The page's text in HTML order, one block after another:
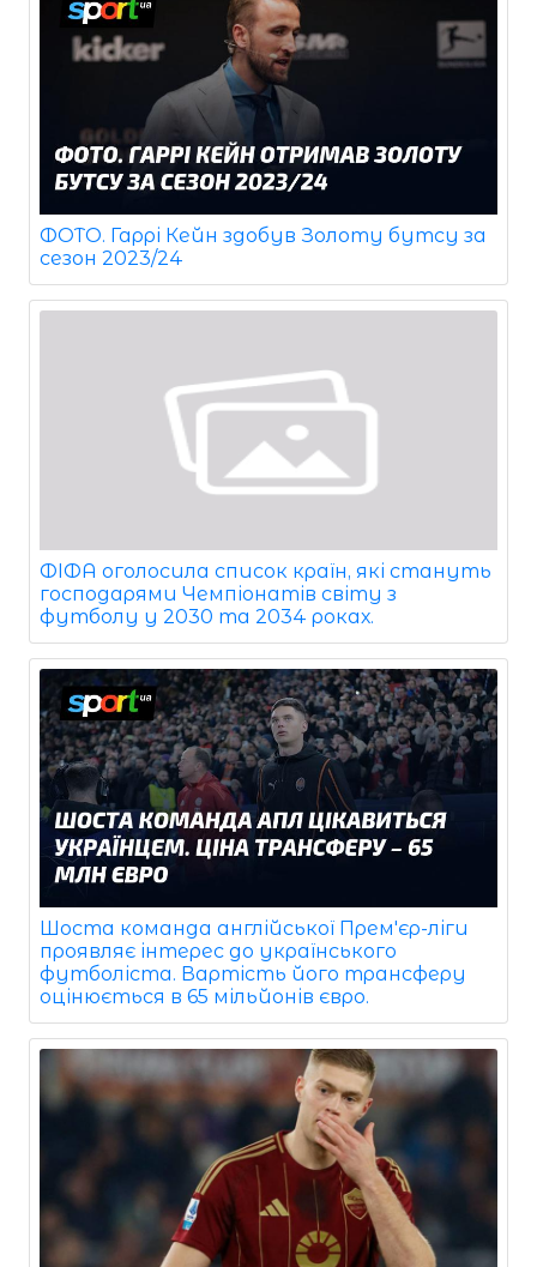
ФОТО. Гаррі Кейн здобув Золоту бутсу за
сезон 2023/24
ФІФА оголосила список країн, які стануть
господарями Чемпіонатів світу з
футболу у 2030 та 2034 роках.
Шоста команда англійської Прем'єр-ліги
проявляє інтерес до українського
футболіста. Вартість його трансферу
оцінюється в 65 мільйонів євро.